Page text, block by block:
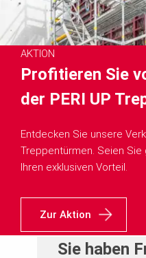
AKTION
Profitieren Sie
der PERI UP
Entdecken Sie unsere
Treppentürmen. Seien
Ihren exklusiven Vorteil.
Zur Aktion
Sie haben